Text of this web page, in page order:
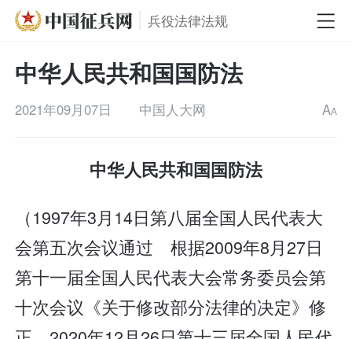
兵役法律法规
中华人民共和国国防法
2021年09月07日 中国人大网 AA
中华人民共和国国防法
（1997年3月14日第八届全国人民代表大
会第五次会议通过 根据2009年8月27日
第十一届全国人民代表大会常务委员会第
十次会议《关于修改部分法律的决定》修